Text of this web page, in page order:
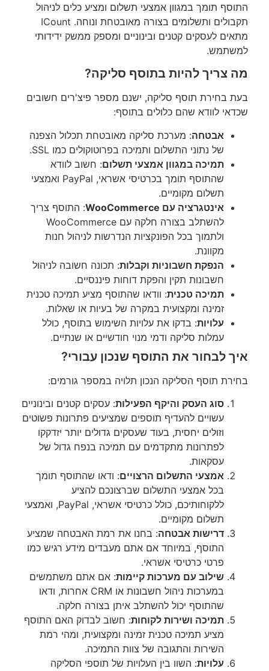
התוסף תומך במגוון אמצעי תשלום ומציע כלים לניהול
תקבולים ותשלומים בצורה מאובטחת ונוחה. ICount
מתאים לעסקים קטנים ובינוניים ומספק ממשק ידידותי
למשתמש.
מה צריך להיות בתוסף סליקה?
בעת בחירת תוסף סליקה, ישנם מספר פיצ'רים חשובים
שכדאי לוודא שהם כלולים בתוסף:
אבטחה: מערכת סליקה מאובטחת תכלול הצפנה
של נתוני התשלום ותמיכה בפרוטוקולים כמו SSL.
תמיכה במגוון אמצעי תשלום: חשוב לוודא
שהתוסף תומך בכרטיסי אשראי, PayPal ואמצעי
תשלום מקומיים.
אינטגרציה עם WooCommerce
: התוסף צריך
להשתלב בצורה חלקה עם WooCommerce
ולתמוך בכל הפונקציות הנדרשות לניהול חנות
מקוונת.
הנפקת חשבוניות וקבלות: תכונה חשובה לניהול
חשבונות תקין והפקת דוחות פיננסיים.
תמיכה טכנית: וודאו שהתוסף מציע תמיכה טכנית
זמינה ומקצועית במקרה של בעיות או שאלות.
עלויות: בדקו את עלויות השימוש בתוסף, כולל
עמלות סליקה ודמי מנוי חודשיים או שנתיים.
איך לבחור את התוסף שנכון עבורי?
בחירת תוסף הסליקה הנכון תלויה במספר גורמים:
סוג העסק והיקף הפעילות: עסקים קטנים ובינוניים
עשויים להעדיף תוספים שמציעים פתרונות פשוטים
וזולים יחסית, בעוד שעסקים גדולים יותר יזדקקו
לפתרונות מתקדמים עם תמיכה בנפח גדול של
עסקאות.
אמצעי התשלום הרצויים: ודאו שהתוסף תומך
בכל אמצעי התשלום שברצונכם להציע
ללקוחותיכם, כולל כרטיסי אשראי, PayPal, ואמצעי
תשלום מקומיים.
דרישות אבטחה: בחנו את רמת האבטחה שמציע
התוסף, במיוחד אם אתם מעבדים מידע רגיש כמו
פרטי כרטיסי אשראי.
שילוב עם מערכות קיימות: אם אתם משתמשים
במערכות ניהול חשבונות או CRM אחרות, ודאו
שהתוסף יכול להשתלב איתן בצורה חלקה.
תמיכה ושירות לקוחות: חשוב לבדוק האם התוסף
מציע תמיכה טכנית זמינה ומקצועית, ומהי רמת
השירות והתגובה של צוות התמיכה.
עלויות: השוו בין העלויות של תוספי הסליקה